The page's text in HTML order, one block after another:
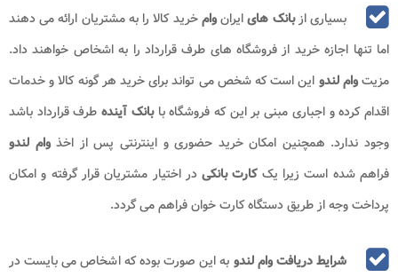
بسیاری ازبانک هایایرانوامخرید کالا را به مشتریان ارائه می دهند
اما تنها اجازه خرید از فروشگاه های طرف قرارداد را به اشخاص خواهند داد.
مزیتوام لندو این است که شخص می تواند برای خرید هر گونه کالا و خدمات
اقدام کرده و اجباری مبنی بر این که فروشگاه بابانک آیندهطرف قرارداد باشد
وجود ندارد. همچنین امکان خرید حضوری و اینترنتی پس از اخذوام لندو
فراهم شده است زیرا یککارت بانکیدر اختیار مشتریان قرار گرفته و امکان
پرداخت وجه از طریق دستگاه کارت خوان فراهم می گردد.
شرایط دریافت وام لندو به این صورت بوده که اشخاص می بایست در